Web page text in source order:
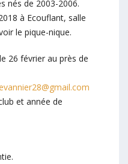
nés de 2003-2006.
à Ecouflant, salle
le pique-nique.
26 février au près de
et année de